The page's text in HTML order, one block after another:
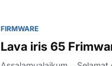
FIRMWARE
Lava iris 65